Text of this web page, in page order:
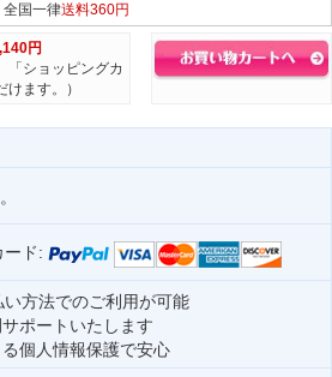
全国一律送料360円
円
「ショッピングカ
ます。）
ード:
方法でのご利用が可能
ポートいたします
個人情報保護で安心